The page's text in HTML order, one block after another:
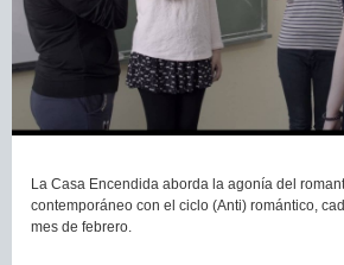
La Casa Encendida aborda la agonía del
contemporáneo con el ciclo (Anti) romántico,
mes de febrero.